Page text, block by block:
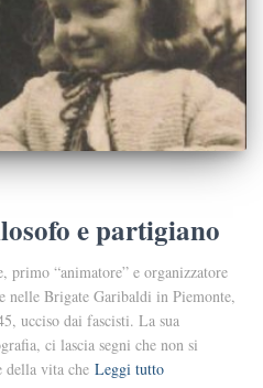
e partigiano
primo “animatore” e organizzatore
nelle Brigate Garibaldi in Piemonte,
ucciso dai fascisti. La sua
ci lascia segni che non si
della vita che Leggi tutto